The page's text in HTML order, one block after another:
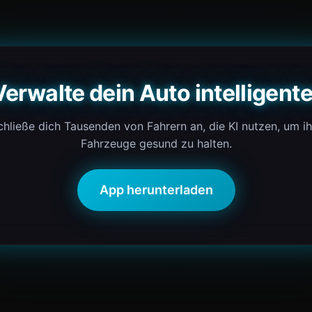
dein Auto
dich Tausenden von Fahrern an, die KI nutzen, um
Fahrzeuge gesund zu halten.
App herunterladen